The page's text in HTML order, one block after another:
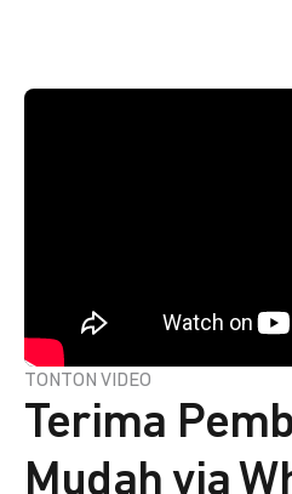
TONTON VIDEO
Terima
Mudah via